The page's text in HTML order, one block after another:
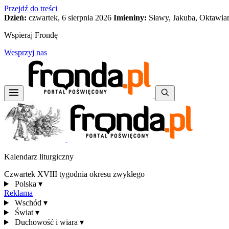
Przejdź do treści
Dzień: czwartek, 6 sierpnia 2026 Imieniny: Sławy, Jakuba,
Wspieraj Frondę
Wesprzyj nas
Kalendarz liturgiczny
Czwartek XVIII tygodnia okresu zwykłego
Polska ▾
Reklama
Wschód ▾
Świat ▾
Duchowość i wiara ▾